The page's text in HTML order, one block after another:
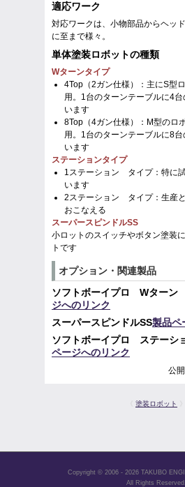
適応ワーク
対応ワークは、小物部品からヘッ
に至まで様々。
単体塗装ロボットの種類
Wターンタイプ
4Top（2ガン仕様）：主にS型
用。1台のターンテーブルに4
います
8Top（4ガン仕様）：M型のロ
用。1台のターンテーブルに8
います
ステーションタイプ
1ステーション タイプ：特に
います
2ステーション タイプ：生産
おこなえる
スーパースピンドルSS
小ロットのスイッチやボタン塗装
トです
オプション・関連製品
ソフトボーイプロ Wターン
ジへのリンク
スーパースピンドルSS製品ペ
ソフトボーイプロ ステーシ
ページへのリンク
公
塗装ロボット
Copyright © 2006 - 2026 TAKUBO
All Rights Reserved.